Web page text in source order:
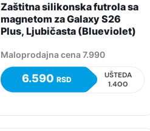
Zaštitna silikonska futrola sa
magnetom za Galaxy S26
Plus, Ljubičasta (Blueviolet)
Maloprodajna cena 7.990
6.590 RSD
UŠTEDA
1.400